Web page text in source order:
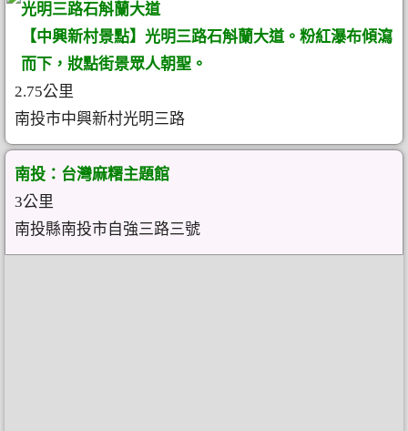
光明三路石斛蘭大道
【中興新村景點】光明三路石斛蘭大道。粉紅瀑布傾瀉
而下，妝點街景眾人朝聖。
2.75公里
南投市中興新村光明三路
南投：台灣麻糬主題館
3公里
南投縣南投市自強三路三號